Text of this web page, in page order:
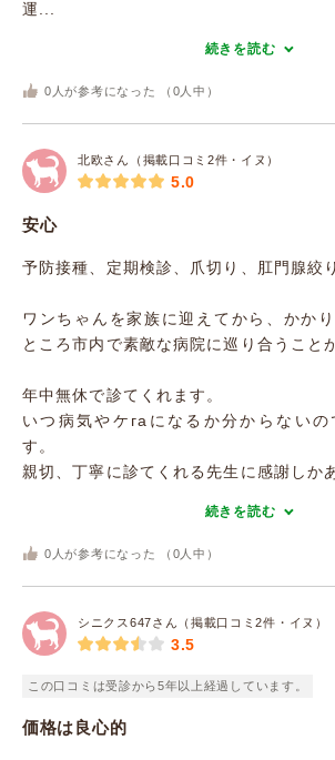
運...
続きを読む
0 人が参考になった （ 0 人中）
北欧さん（掲載口コミ2件・イヌ）
5.0
安心
予防接種、定期検診、爪切り、肛門腺絞
ワンちゃんを家族に迎えてから、かか
ところ市内で素敵な病院に巡り合うこと
年中無休で診てくれます。
いつ病気やケгаになるか分からない
す。
親切、丁寧に診てくれる先生に感謝しか
続きを読む
0 人が参考になった （ 0 人中）
シニクス647さん（掲載口コミ2件・イヌ）
3.5
この口コミは受診から5年以上経過しています。
価格は良心的